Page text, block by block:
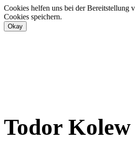
Cookies helfen uns bei der
Cookies speichern.
Todor Kolew